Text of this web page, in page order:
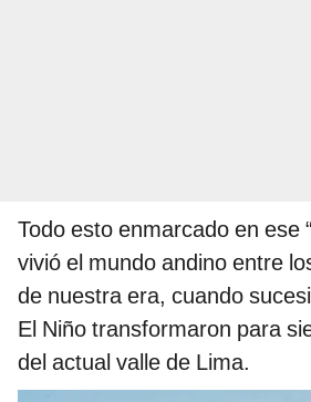
Todo esto enmarcado en ese
vivió el mundo andino entre
de nuestra era, cuando
El Niño transformaron para
del actual valle de Lima.